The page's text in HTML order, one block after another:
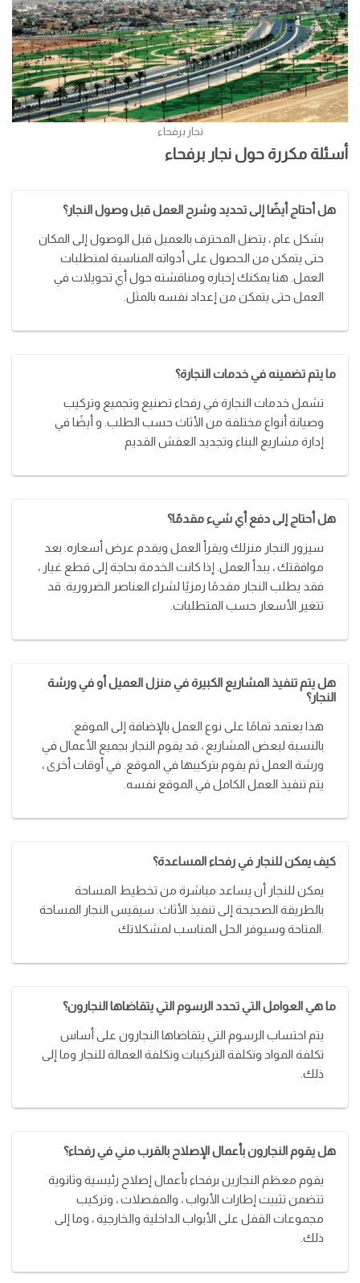
نجار برفحاء
أسئلة مكررة حول نجار برفحاء
هل أحتاج أيضًا إلى تحديد وشرح العمل قبل وصول النجار؟
بشكل عام ، يتصل المحترف بالعميل قبل الوصول إلى المكان
حتى يتمكن من الحصول على أدواته المناسبة لمتطلبات
العمل. هنا يمكنك إخباره ومناقشته حول أي تحويلات في
العمل حتى يتمكن من إعداد نفسه بالمثل.
ما يتم تضمينه في خدمات النجارة؟
تشمل خدمات النجارة في رفحاء تصنيع وتجميع وتركيب
وصيانة أنواع مختلفة من الأثاث حسب الطلب. و أيضًا في
إدارة مشاريع البناء وتجديد العفش القديم
هل أحتاج إلى دفع أي شيء مقدمًا؟
سيزور النجار منزلك ويقرأ العمل ويقدم عرض أسعاره. بعد
موافقتك ، يبدأ العمل. إذا كانت الخدمة بحاجة إلى قطع غيار ،
فقد يطلب النجار مقدمًا رمزيًا لشراء العناصر الضرورية. قد
تتغير الأسعار حسب المتطلبات.
هل يتم تنفيذ المشاريع الكبيرة في منزل العميل أو في ورشة
النجار؟
هذا يعتمد تمامًا على نوع العمل بالإضافة إلى الموقع.
بالنسبة لبعض المشاريع ، قد يقوم النجار بجميع الأعمال في
ورشة العمل ثم يقوم بتركيبها في الموقع. في أوقات أخرى ،
يتم تنفيذ العمل الكامل في الموقع نفسه.
كيف يمكن للنجار في رفحاء المساعدة؟
يمكن للنجار أن يساعد مباشرة من تخطيط المساحة
بالطريقة الصحيحة إلى تنفيذ الأثاث. سيقيس النجار المساحة
ما هي العوامل التي تحدد الرسوم التي يتقاضاها النجارون؟
يتم احتساب الرسوم التي يتقاضاها النجارون على أساس
تكلفة المواد وتكلفة التركيبات وتكلفة العمالة للنجار وما إلى
ذلك.
هل يقوم النجارون بأعمال الإصلاح بالقرب مني في رفحاء؟
يقوم معظم النجارين برفحاء بأعمال إصلاح رئيسية وثانوية
تتضمن تثبيت إطارات الأبواب ، والمفصلات ، وتركيب
مجموعات القفل على الأبواب الداخلية والخارجية ، وما إلى
ذلك.